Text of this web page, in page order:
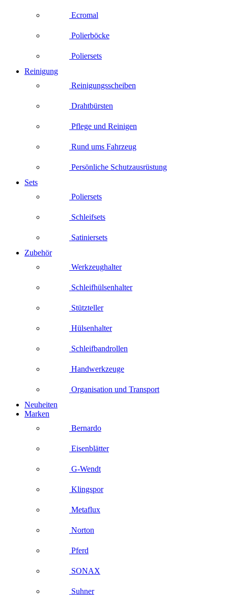
Ecromal
Polierböcke
Poliersets
Reinigung
Reinigungsscheiben
Drahtbürsten
Pflege und Reinigen
Rund ums Fahrzeug
Persönliche Schutzausrüstung
Sets
Poliersets
Schleifsets
Satiniersets
Zubehör
Werkzeughalter
Schleifhülsenhalter
Stützteller
Hülsenhalter
Schleifbandrollen
Handwerkzeuge
Organisation und Transport
Neuheiten
Marken
Bernardo
Eisenblätter
G-Wendt
Klingspor
Metaflux
Norton
Pferd
SONAX
Suhner